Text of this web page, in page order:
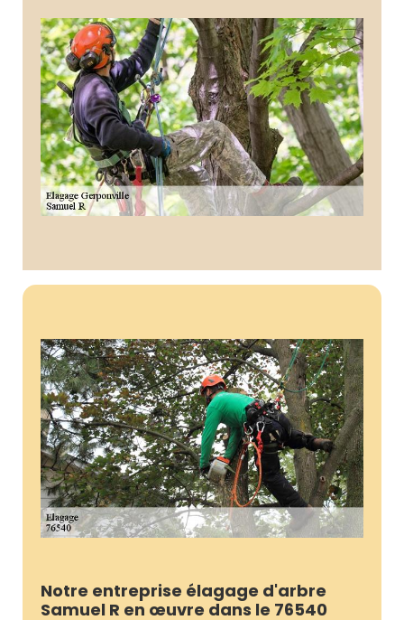
Notre entreprise élagage d'arbre
Samuel R en œuvre dans le 76540